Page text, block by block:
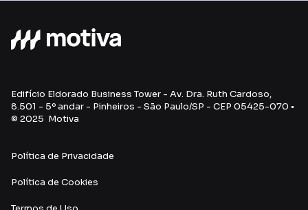
Edifício Eldorado Business Tower - Av. Dra. Ruth Cardoso,
8.501 - 5º andar - Pinheiros - São Paulo/SP - CEP 05425-070 •
© 2025 Motiva
Política de Privacidade
Política de Cookies